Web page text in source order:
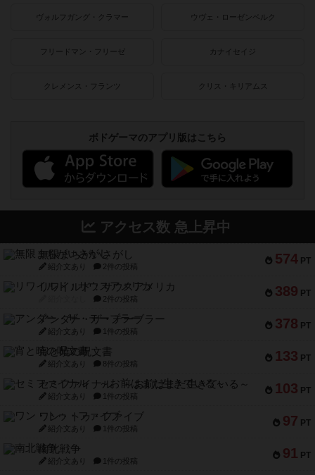
ヴォルフガング・クラマー ウヴェ・ローゼンベルク
フリードマン・フリーゼ カナイセイジ
クレメンス・フランツ クリス・キリアムス
ボドゲーマのアプリ版はこちら
アクセス数 急上昇中
574 PT
無限まちがいさがし
紹介文あり 2件の投稿
389 PT
リワイルド：サウスアメリカ
2件の投稿
378 PT
アンダー・ザ・テーブラー
紹介文あり 1件の投稿
133 PT
宵と暁の呪文書
紹介文あり 8件の投稿
103 PT
セミファイナル ～お前はまだ生きている～
紹介文あり 1件の投稿
97 PT
ワン・トゥ・ファイブ
紹介文あり 1件の投稿
91 PT
南北戦争
紹介文あり 1件の投稿